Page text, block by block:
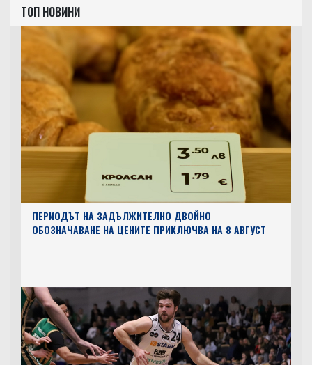
ТОП НОВИНИ
ПЕРИОДЪТ НА ЗАДЪЛЖИТЕЛНО ДВОЙНО
ОБОЗНАЧАВАНЕ НА ЦЕНИТЕ ПРИКЛЮЧВА НА 8 АВГУСТ